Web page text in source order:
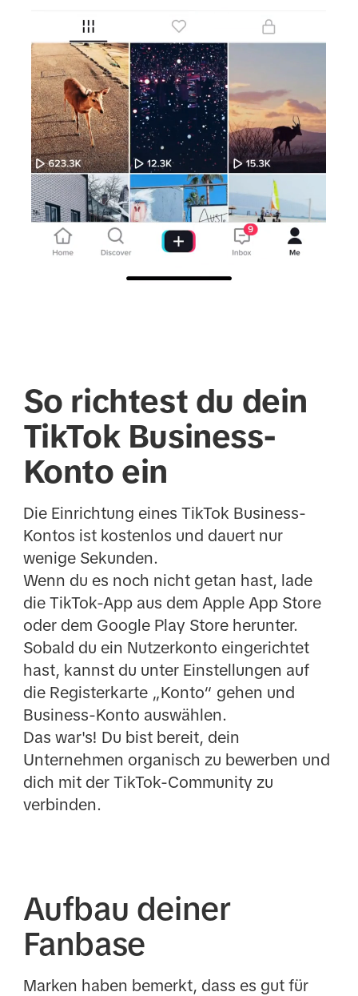
So richtest du dein
TikTok Business-
Konto ein
Die Einrichtung eines TikTok Business-
Kontos ist kostenlos und dauert nur
wenige Sekunden.
Wenn du es noch nicht getan hast, lade
die TikTok-App aus dem Apple App Store
oder dem Google Play Store herunter.
Sobald du ein Nutzerkonto eingerichtet
hast, kannst du unter Einstellungen auf
die Registerkarte „Konto“ gehen und
Business-Konto auswählen.
Das war's! Du bist bereit, dein
Unternehmen organisch zu bewerben und
dich mit der TikTok-Community zu
verbinden.
Aufbau deiner
Fanbase
Marken haben bemerkt, dass es gut für